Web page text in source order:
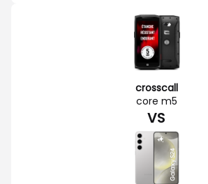
crosscall
core m5
VS